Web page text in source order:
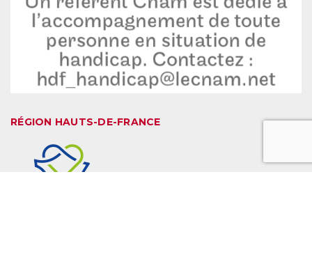
RÉGION HAUTS-DE-FRANCE